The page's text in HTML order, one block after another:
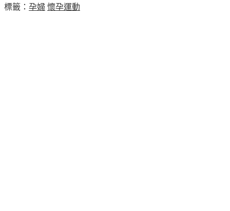
標籤： 孕婦 懷孕運動